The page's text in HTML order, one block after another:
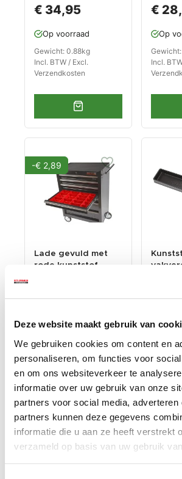
Deze website maakt gebruik van
We gebruiken cookies om content en
personaliseren, om functies voor
en om ons websiteverkeer te
informatie over uw gebruik van onze
partners voor social media, adverteren
partners kunnen deze gegevens
informatie die u aan ze heeft verstrekt
verzameld op basis van uw gebruik
€ 34,95
Op voorraad
Gewicht: 0.88kg
Incl. BTW / Excl.
Verzendkosten
€
Op
Incl.
-€ 2,89
Lade gevuld met
rode kunststof
€ 32,95
Op voorraad
Gewicht: 0.84kg
Incl. BTW / Excl.
Verzendkosten
100 x
n
Gewicht:
Incl.